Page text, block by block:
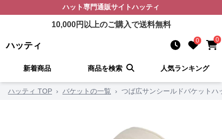
ハット専門通販サイトハッティ
10,000円以上のご購入で送料無料
ハッティ 0 0
新着商品 商品を検索 人気ランキング
ハッティ TOP › バケットの一覧 › つば広サンシールドバケットハ